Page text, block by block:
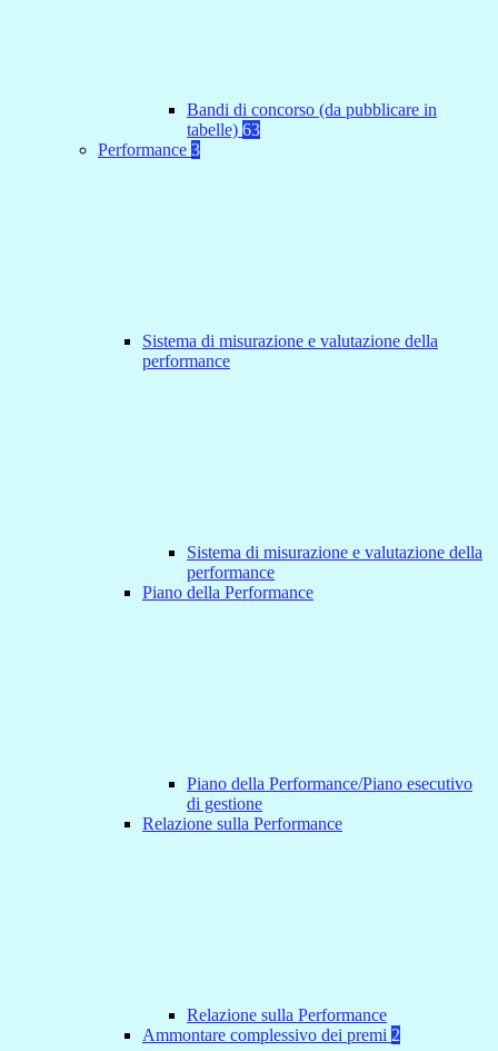
Bandi di concorso (da pubblicare in
tabelle) 63
Performance 3
Sistema di misurazione e valutazione della
performance
Sistema di misurazione e valutazione della
performance
Piano della Performance
Piano della Performance/Piano esecutivo
di gestione
Relazione sulla Performance
Relazione sulla Performance
Ammontare complessivo dei premi 2